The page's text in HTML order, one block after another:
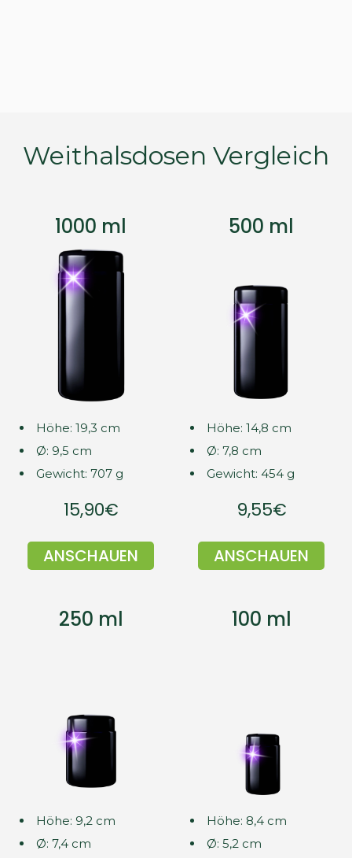
Weithalsdosen Vergleich
1000 ml
Höhe: 19,3 cm
Ø: 9,5 cm
Gewicht: 707 g
15,90€
ANSCHAUEN
250 ml
Höhe: 9,2 cm
Ø: 7,4 cm
500 ml
Höhe: 14,8 cm
Ø: 7,8 cm
Gewicht: 454 g
9,55€
ANSCHAUEN
100 ml
Höhe: 8,4 cm
Ø: 5,2 cm